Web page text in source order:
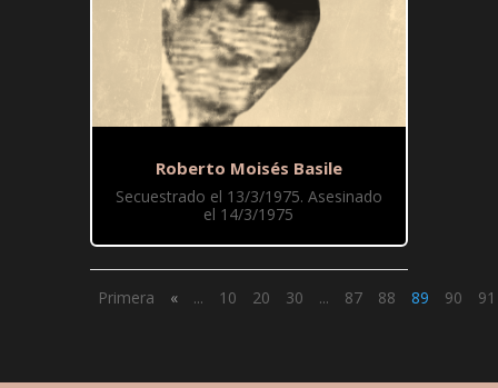
Roberto Moisés Basile
Secuestrado el 13/3/1975. Asesinado
el 14/3/1975
Primera « ... 10 20 30 ... 87 88 89 90 91